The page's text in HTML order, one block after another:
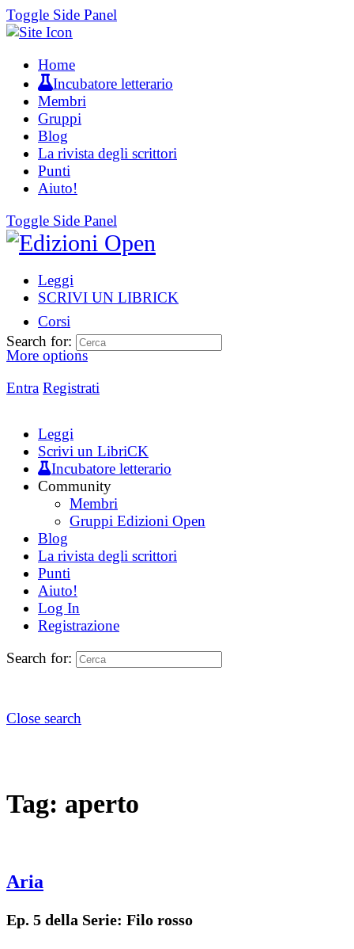
Toggle Side Panel
Home
Incubatore letterario
Membri
Gruppi
Blog
La rivista degli scrittori
Punti
Aiuto!
Toggle Side Panel
Leggi
SCRIVI UN LIBRICK
Corsi
More options
Entra Registrati
Search for:
Leggi
Scrivi un LibriCK
Incubatore letterario
Community
Membri
Gruppi Edizioni Open
Blog
La rivista degli scrittori
Punti
Aiuto!
Log In
Registrazione
Search for:
Close search
Tag: aperto
Aria
Ep. 5 della Serie: Filo rosso